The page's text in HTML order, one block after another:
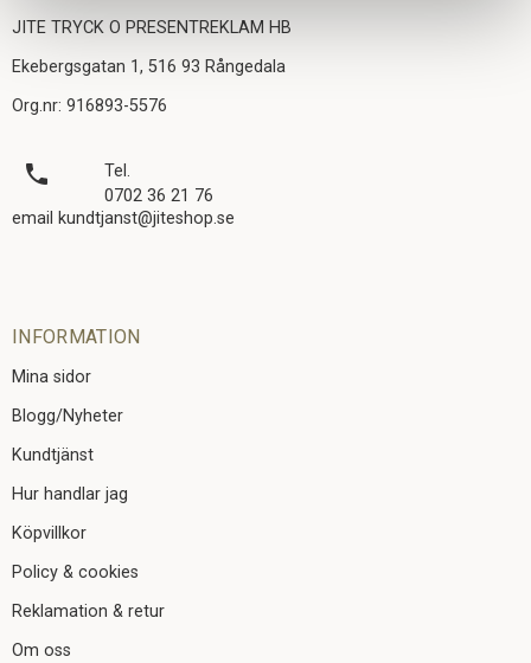
JITE TRYCK O PRESENTREKLAM HB
Ekebergsgatan 1, 516 93 Rångedala
Org.nr: 916893-5576
local_phone
Tel.
0702 36 21 76
email kundtjanst@jiteshop.se
INFORMATION
Mina sidor
Blogg/Nyheter
Kundtjänst
Hur handlar jag
Köpvillkor
Policy & cookies
Reklamation & retur
Om oss